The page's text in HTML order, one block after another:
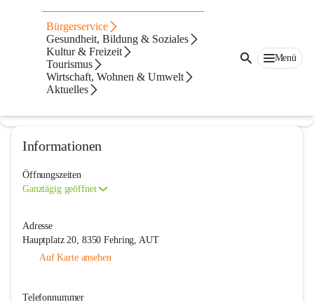
Bürgerservice
Gesundheit, Bildung & Soziales
Kultur & Freizeit
Tourismus
Wirtschaft, Wohnen & Umwelt
Aktuelles
Menü
Freiwillige Feuerwehr der Stadt
Fehring
@freiwillige-feuerwehr-der-stadt-fehring
Feuerwehr, Verein
Informationen
Öffnungszeiten
Ganztägig geöffnet
Adresse
Hauptplatz 20, 8350 Fehring, AUT
Auf Karte ansehen
Telefonnummer